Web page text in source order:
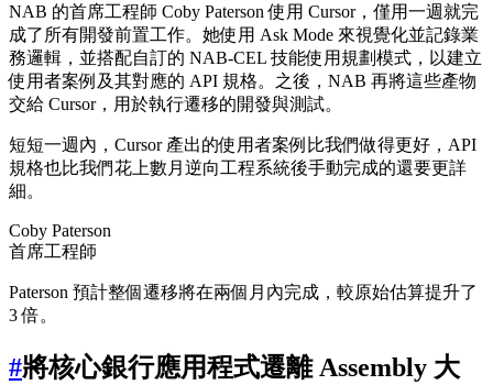
NAB 的首席工程師 Coby Paterson 使用 Cursor，僅用一週就完
成了所有開發前置工作。她使用 Ask Mode 來視覺化並記錄業
務邏輯，並搭配自訂的 NAB-CEL 技能使用規劃模式，以建立
使用者案例及其對應的 API 規格。之後，NAB 再將這些產物
交給 Cursor，用於執行遷移的開發與測試。
短短一週內，Cursor 產出的使用者案例比我們做得更好，API
規格也比我們花上數月逆向工程系統後手動完成的還要更詳
細。
Coby Paterson
首席工程師
Paterson 預計整個遷移將在兩個月內完成，較原始估算提升了
3 倍。
#將核心銀行應用程式遷離 Assembly 大